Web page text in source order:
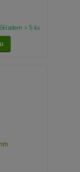
Skladem > 5 ks